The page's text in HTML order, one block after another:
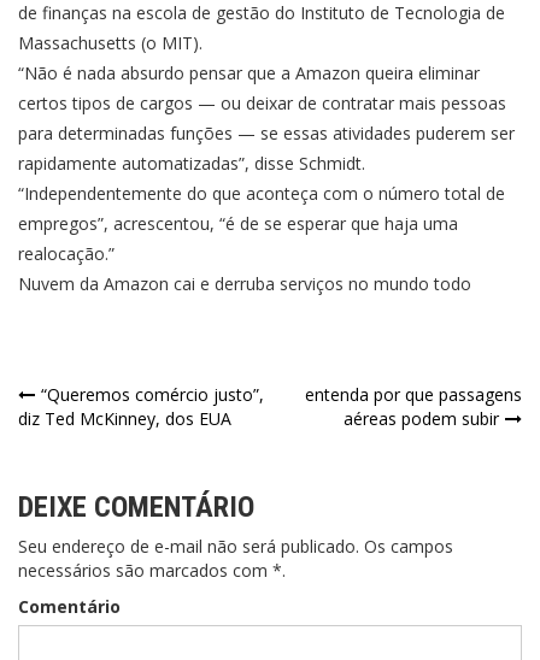
de finanças na escola de gestão do Instituto de Tecnologia de
Massachusetts (o MIT).
“Não é nada absurdo pensar que a Amazon queira eliminar
certos tipos de cargos — ou deixar de contratar mais pessoas
para determinadas funções — se essas atividades puderem ser
rapidamente automatizadas”, disse Schmidt.
“Independentemente do que aconteça com o número total de
empregos”, acrescentou, “é de se esperar que haja uma
realocação.”
Nuvem da Amazon cai e derruba serviços no mundo todo
Navegação
“Queremos comércio justo”,
diz Ted McKinney, dos EUA
entenda por que passagens
aéreas podem subir
DEIXE COMENTÁRIO
Seu endereço de e-mail não será publicado. Os campos
necessários são marcados com *.
Comentário